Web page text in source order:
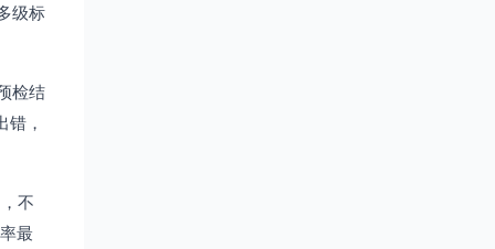
级标
检结
，
不
最